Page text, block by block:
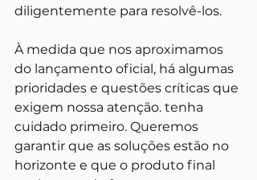
diligentemente para resolvê-los.
À medida que nos aproximamos
do lançamento oficial, há algumas
prioridades e questões críticas que
exigem nossa atenção. tenha
cuidado primeiro. Queremos
garantir que as soluções estão no
horizonte e que o produto final